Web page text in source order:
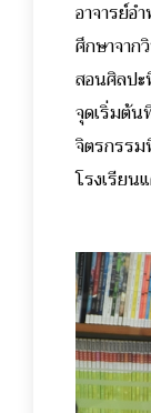
อาจารย์อ
ศึกษาจาก
สอนศิลปะ
จุดเริ่มต้น
จิตรกรรม
โรงเรียน